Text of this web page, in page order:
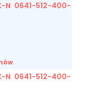
N 0641-512-400-
N 0641-512-400-